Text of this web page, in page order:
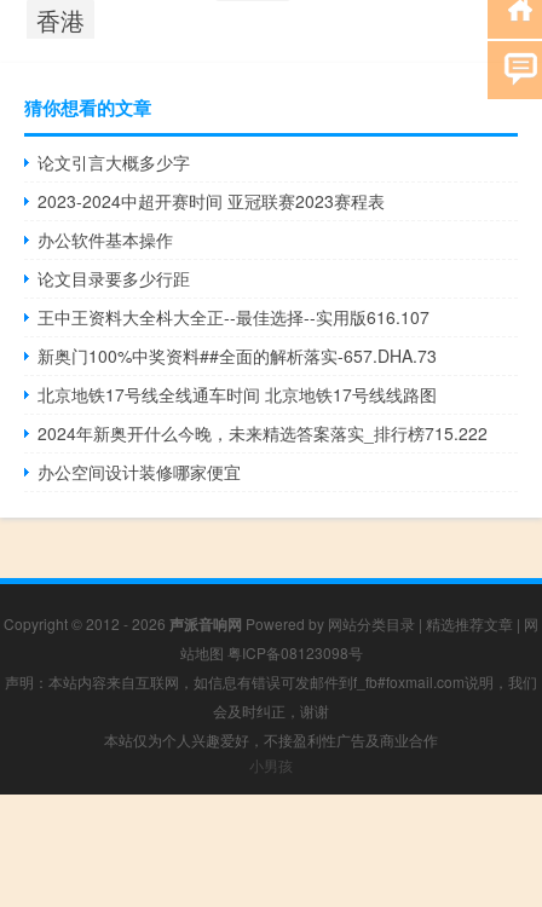
香港
猜你想看的文章
论文引言大概多少字
2023-2024中超开赛时间 亚冠联赛2023赛程表
办公软件基本操作
论文目录要多少行距
王中王资料大全枓大全正--最佳选择--实用版616.107
新奥门100%中奖资料##全面的解析落实-657.DHA.73
北京地铁17号线全线通车时间 北京地铁17号线线路图
2024年新奥开什么今晚，未来精选答案落实_排行榜715.222
办公空间设计装修哪家便宜
Copyright © 2012 - 2026 声派音响网 Powered by 网站分类目录 | 精选推荐文章 | 网
站地图 粤ICP备08123098号
声明：本站内容来自互联网，如信息有错误可发邮件到f_fb#foxmail.com说明，我们
会及时纠正，谢谢
本站仅为个人兴趣爱好，不接盈利性广告及商业合作
小男孩